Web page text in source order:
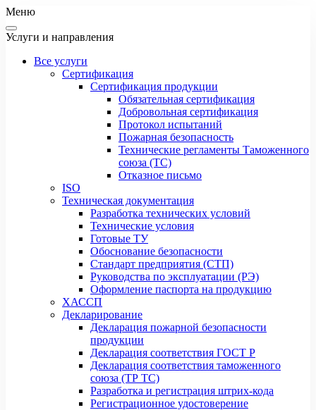
Меню
Услуги и направления
Все услуги
Сертификация
Сертификация продукции
Обязательная сертификация
Добровольная сертификация
Протокол испытаний
Пожарная безопасность
Технические регламенты Таможенного
союза (ТС)
Отказное письмо
ISO
Техническая документация
Разработка технических условий
Технические условия
Готовые ТУ
Обоснование безопасности
Стандарт предприятия (СТП)
Руководства по эксплуатации (РЭ)
Оформление паспорта на продукцию
ХАССП
Декларирование
Декларация пожарной безопасности
продукции
Декларация соответствия ГОСТ Р
Декларация соответствия таможенного
союза (ТР ТС)
Разработка и регистрация штрих-кода
Регистрационное удостоверение